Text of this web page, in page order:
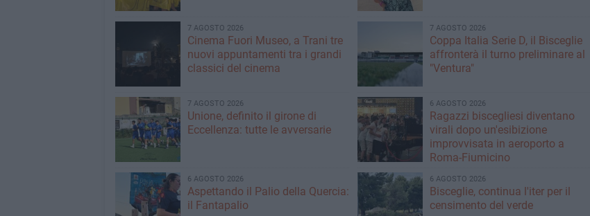
7 AGOSTO 2026
Cinema Fuori Museo, a Trani tre
nuovi appuntamenti tra i grandi
classici del cinema
7 AGOSTO 2026
Coppa Italia Serie D, il Bisceglie
affronterà il turno preliminare al
"Ventura"
7 AGOSTO 2026
Unione, definito il girone di
Eccellenza: tutte le avversarie
6 AGOSTO 2026
Ragazzi biscegliesi diventano
virali dopo un'esibizione
improvvisata in aeroporto a
Roma-Fiumicino
6 AGOSTO 2026
Aspettando il Palio della Quercia:
il Fantapalio
6 AGOSTO 2026
Bisceglie, continua l'iter per il
censimento del verde